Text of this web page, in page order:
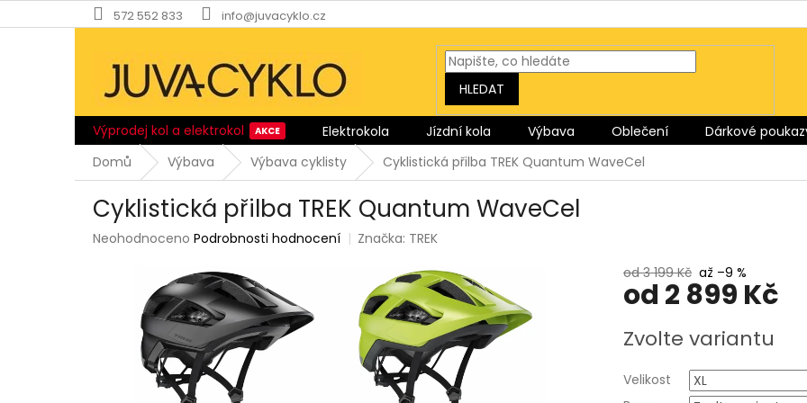
na
572 552 833 info@juvacyklo.cz
HLEDAT
Výprodej kol a elektrokol Elektrokola Jízdní kola Výbava Oblečení Dárkové
Domů
Výbava Výbava cyklisty Cyklistická přilba TREK Quantum WaveCel
Cyklistická přilba TREK Quantum WaveCel
Průměrné
hvězdiček.
Neohodnoceno Podrobnosti hodnocení Značka: TREK
od 3 199 Kč až –9 %
od 2 899 Kč
cena:
Zvolte variantu
Velikost